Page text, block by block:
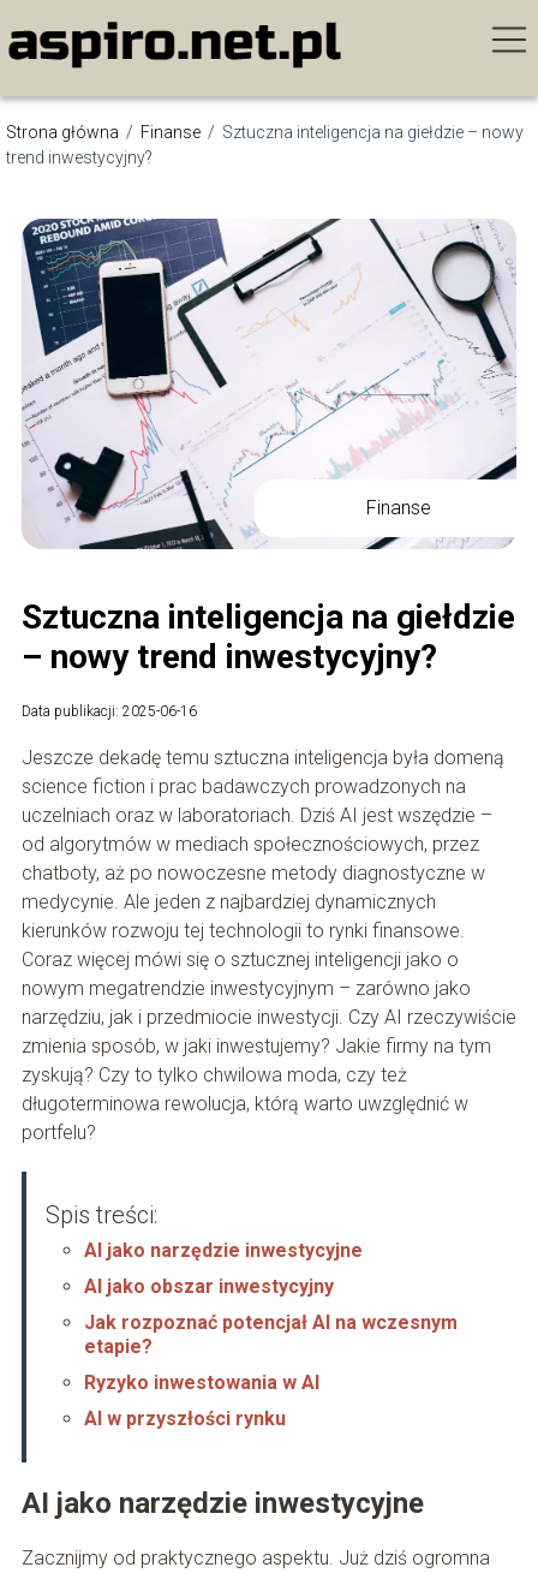
Strona główna / Finanse / Sztuczna inteligencja na giełdzie – nowy
trend inwestycyjny?
Finanse
Sztuczna inteligencja na giełdzie
– nowy trend inwestycyjny?
Data publikacji: 2025-06-16
Jeszcze dekadę temu sztuczna inteligencja była domeną
science fiction i prac badawczych prowadzonych na
uczelniach oraz w laboratoriach. Dziś AI jest wszędzie –
od algorytmów w mediach społecznościowych, przez
chatboty, aż po nowoczesne metody diagnostyczne w
medycynie. Ale jeden z najbardziej dynamicznych
kierunków rozwoju tej technologii to rynki finansowe.
Coraz więcej mówi się o sztucznej inteligencji jako o
nowym megatrendzie inwestycyjnym – zarówno jako
narzędziu, jak i przedmiocie inwestycji. Czy AI rzeczywiście
zmienia sposób, w jaki inwestujemy? Jakie firmy na tym
zyskują? Czy to tylko chwilowa moda, czy też
długoterminowa rewolucja, którą warto uwzględnić w
portfelu?
Spis treści:
AI jako narzędzie inwestycyjne
AI jako obszar inwestycyjny
Jak rozpoznać potencjał AI na wczesnym
etapie?
Ryzyko inwestowania w AI
AI w przyszłości rynku
AI jako narzędzie inwestycyjne
Zacznijmy od praktycznego aspektu. Już dziś ogromna